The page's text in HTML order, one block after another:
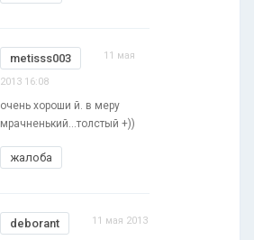
metisss003 11 мая
2013 16:08
очень хороши й. в меру
мрачненький...толстый +))
жалоба
deborant 11 мая 2013